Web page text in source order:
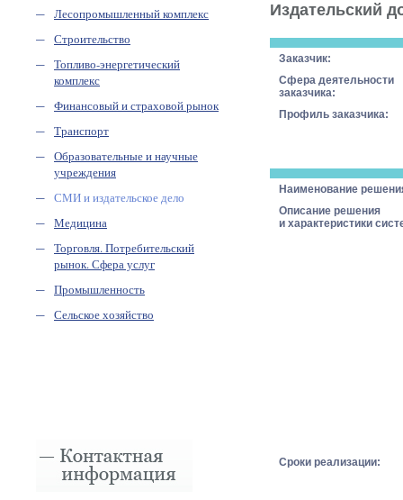
Лесопромышленный комплекс
Строительство
Топливо-энергетический
комплекс
Финансовый и страховой рынок
Транспорт
Образовательные и научные
учреждения
СМИ и издательское дело
Медицина
Торговля. Потребительский
рынок. Сфера услуг
Промышленность
Сельское хозяйство
Издательский
Заказчик:
Сфера деятельности
заказчика:
Профиль заказчика:
Наименование
Описание решения
и характеристики
Сроки реализации: